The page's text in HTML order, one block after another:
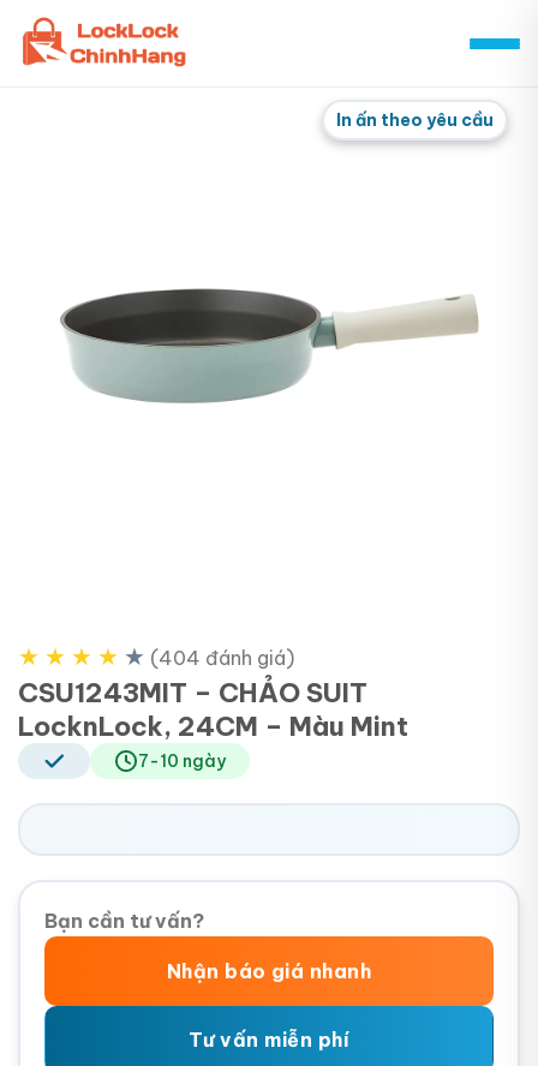
Skip
content
In ấn theo yêu cầu
★ ★ ★ ★ ★ (404 đánh giá)
CSU1243MIT – CHẢO SUIT
LocknLock, 24CM – Màu Mint
7-10 ngày
Bạn cần tư vấn?
Nhận báo giá nhanh
Tư vấn miễn phí